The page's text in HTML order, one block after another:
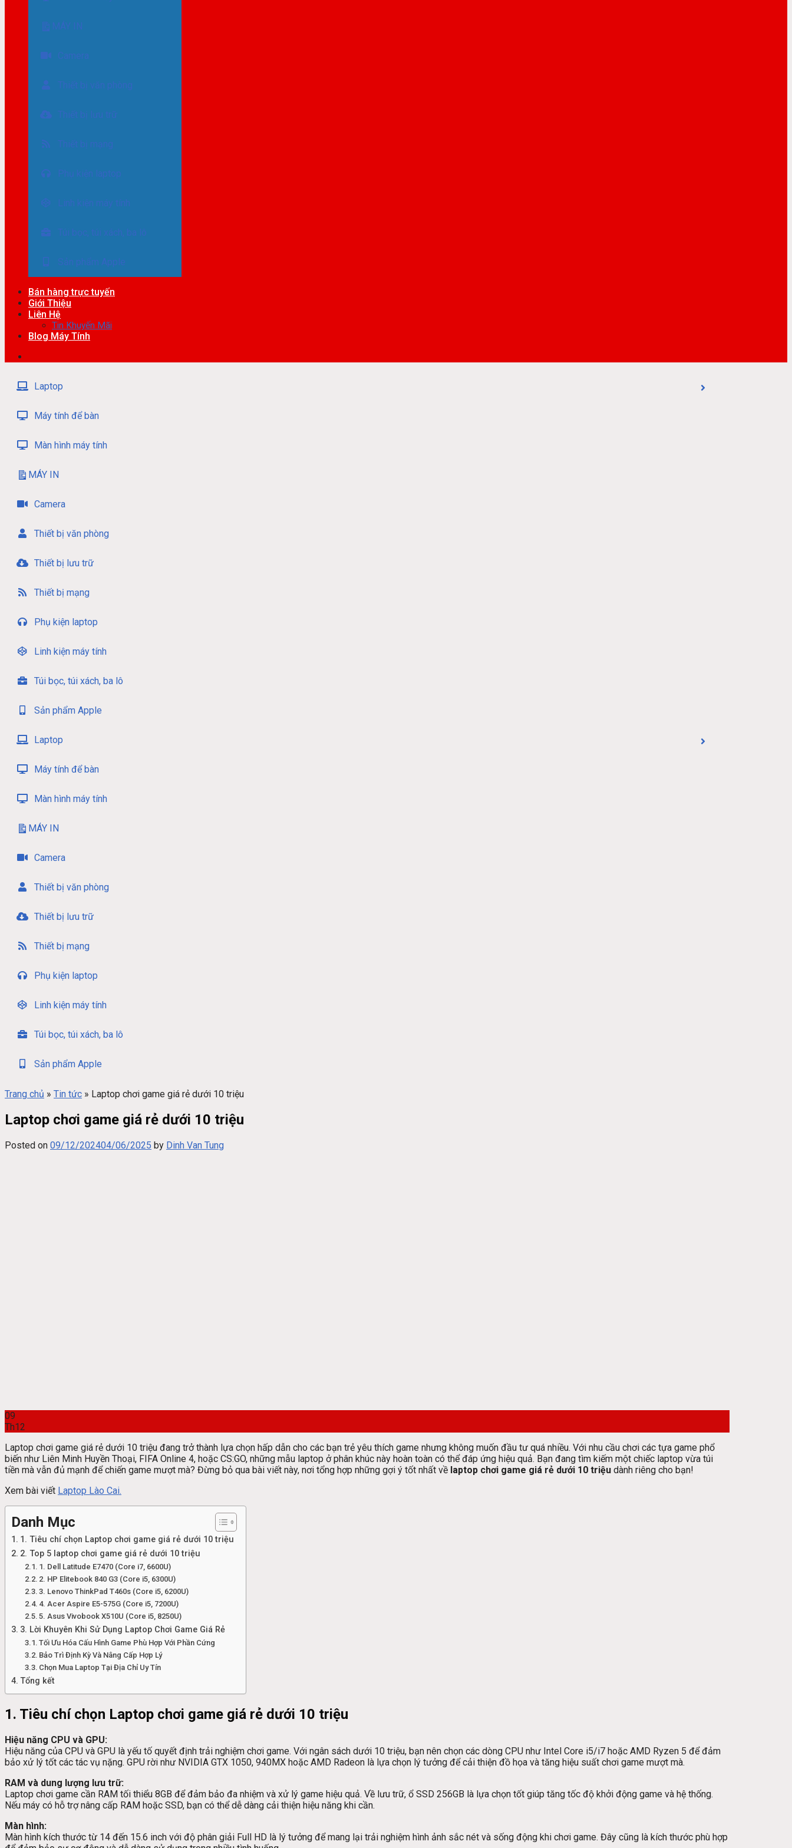
Bán hàng trực tuyến
Giới Thiệu
Liên Hệ
Tin Khuyến Mãi
Blog Máy Tính
Laptop
Máy tính để bàn
Màn hình máy tính
MÁY IN
Camera
Thiết bị văn phòng
Thiết bị lưu trữ
Thiết bị mạng
Phụ kiện laptop
Linh kiện máy tính
Túi bọc, túi xách, ba lô
Sản phẩm Apple
Laptop
Máy tính để bàn
Màn hình máy tính
MÁY IN
Camera
Thiết bị văn phòng
Thiết bị lưu trữ
Thiết bị mạng
Phụ kiện laptop
Linh kiện máy tính
Túi bọc, túi xách, ba lô
Sản phẩm Apple
Trang chủ » Tin tức » Laptop chơi game giá rẻ dưới 10 triệu
Laptop chơi game giá rẻ dưới 10 triệu
Posted on 09/12/202404/06/2025 by Dinh Van Tung
09
Th12
Laptop chơi game giá rẻ dưới 10 triệu đang trở thành lựa chọn hấp dẫn cho các bạn trẻ yêu thích game nhưng không muốn đầu tư quá nhiều. Với nhu cầu chơi các tựa game phổ
biến như Liên Minh Huyền Thoại, FIFA Online 4, hoặc CS:GO, những mẫu laptop ở phân khúc này hoàn toàn có thể đáp ứng hiệu quả. Bạn đang tìm kiếm một chiếc laptop vừa túi
tiền mà vẫn đủ mạnh để chiến game mượt mà? Đừng bỏ qua bài viết này, nơi tổng hợp những gợi ý tốt nhất về laptop chơi game giá rẻ dưới 10 triệu dành riêng cho bạn!
Xem bài viết Laptop Lào Cai.
Danh Mục
1. Tiêu chí chọn Laptop chơi game giá rẻ dưới 10 triệu
2. Top 5 laptop chơi game giá rẻ dưới 10 triệu
1. Dell Latitude E7470 (Core i7, 6600U)
2. HP Elitebook 840 G3 (Core i5, 6300U)
3. Lenovo ThinkPad T460s (Core i5, 6200U)
4. Acer Aspire E5-575G (Core i5, 7200U)
5. Asus Vivobook X510U (Core i5, 8250U)
3. Lời Khuyên Khi Sử Dụng Laptop Chơi Game Giá Rẻ
Tối Ưu Hóa Cấu Hình Game Phù Hợp Với Phần Cứng
Bảo Trì Định Kỳ Và Nâng Cấp Hợp Lý
Chọn Mua Laptop Tại Địa Chỉ Uy Tín
Tổng kết
1. Tiêu chí chọn Laptop chơi game giá rẻ dưới 10 triệu
Hiệu năng CPU và GPU:
Hiệu năng của CPU và GPU là yếu tố quyết định trải nghiệm chơi game. Với ngân sách dưới 10 triệu, bạn nên chọn các dòng CPU như Intel Core i5/i7 hoặc AMD Ryzen 5 để đảm
bảo xử lý tốt các tác vụ nặng. GPU rời như NVIDIA GTX 1050, 940MX hoặc AMD Radeon là lựa chọn lý tưởng để cải thiện đồ họa và tăng hiệu suất chơi game mượt mà.
RAM và dung lượng lưu trữ:
Laptop chơi game cần RAM tối thiểu 8GB để đảm bảo đa nhiệm và xử lý game hiệu quả. Về lưu trữ, ổ SSD 256GB là lựa chọn tốt giúp tăng tốc độ khởi động game và hệ thống.
Nếu máy có hỗ trợ nâng cấp RAM hoặc SSD, bạn có thể dễ dàng cải thiện hiệu năng khi cần.
Màn hình:
Màn hình kích thước từ 14 đến 15.6 inch với độ phân giải Full HD là lý tưởng để mang lại trải nghiệm hình ảnh sắc nét và sống động khi chơi game. Đây cũng là kích thước phù hợp